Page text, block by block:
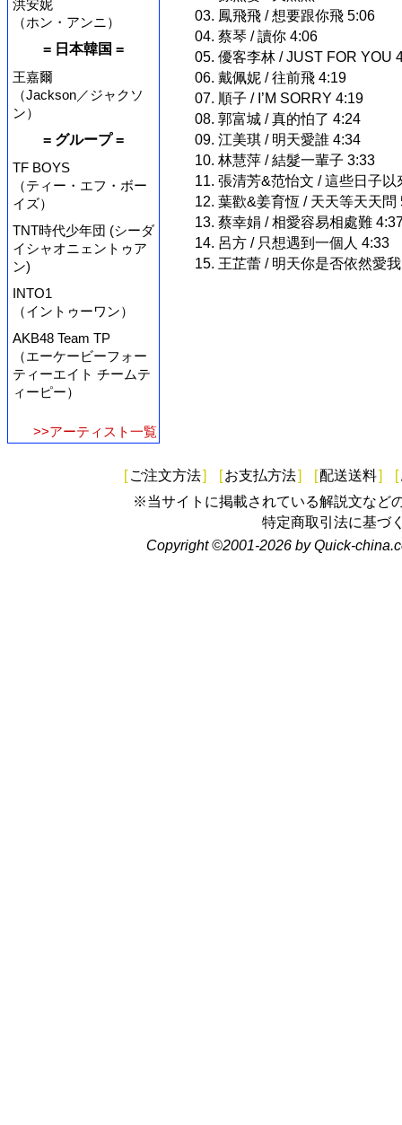
洪安妮
（ホン・アンニ）
= 日本韓国 =
王嘉爾
（Jackson／ジャクソ
ン）
= グループ =
TF BOYS
（ティー・エフ・ボー
イズ）
TNT時代少年団 (シーダ
イシャオニェントゥア
ン)
INTO1
（イントゥーワン）
AKB48 Team TP
（エーケービーフォー
ティーエイト チームテ
ィーピー）
>>アーティスト一覧
03. 鳳飛飛 / 想要跟你飛 5:06
04. 蔡琴 / 讀你 4:06
05. 優客李林 / JUST FOR YOU
06. 戴佩妮 / 往前飛 4:19
07. 順子 / I’M SORRY 4:19
08. 郭富城 / 真的怕了 4:24
09. 江美琪 / 明天愛誰 4:34
10. 林慧萍 / 結髮一輩子 3:33
11. 張清芳&范怡文 / 這些日子以
12. 葉歡&姜育恆 / 天天等天天問
13. 蔡幸娟 / 相愛容易相處難
14. 呂方 / 只想遇到一個人 4:33
15. 王芷蕾 / 明天你是否依然愛
[ ご注文方法] [お支払方法] [配送送料] [
※当サイトに掲載されている解説文など
特定商取引法に基づ
Copyright ©2001-2026 by Quick-